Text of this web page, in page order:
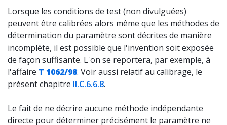
Lorsque les conditions de test (non divulguées)
peuvent être calibrées alors même que les méthodes de
détermination du paramètre sont décrites de manière
incomplète, il est possible que l'invention soit exposée
de façon suffisante. L'on se reportera, par exemple, à
l'affaire T 1062/98. Voir aussi relatif au calibrage, le
présent chapitre II.C.6.6.8.
Le fait de ne décrire aucune méthode indépendante
directe pour déterminer précisément le paramètre ne